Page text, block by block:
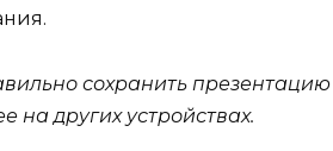
сохранить презентацию
на других устройствах.